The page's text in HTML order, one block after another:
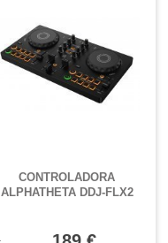
CONTROLADORA
ALPHATHETA DDJ-FLX2